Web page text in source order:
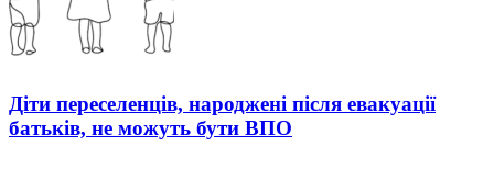
Діти переселенців, народжені після евакуації
батьків, не можуть бути ВПО